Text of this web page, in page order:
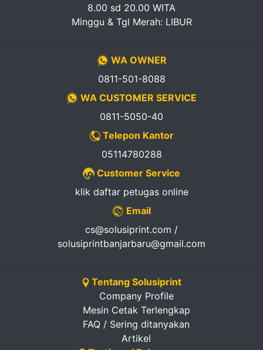
8.00 sd 20.00 WITA
Minggu & Tgl Merah: LIBUR
WA OWNER
0811-501-8088
WA CUSTOMER SERVICE
0811-5050-40
Telepon Kantor
05114780288
Customer Service
klik daftar petugas online
Email
cs@solusiprint.com /
solusiprintbanjarbaru@gmail.com
Tentang Solusiprint
Company Profile
Mesin Cetak Terlengkap
FAQ / Sering ditanyakan
Artikel